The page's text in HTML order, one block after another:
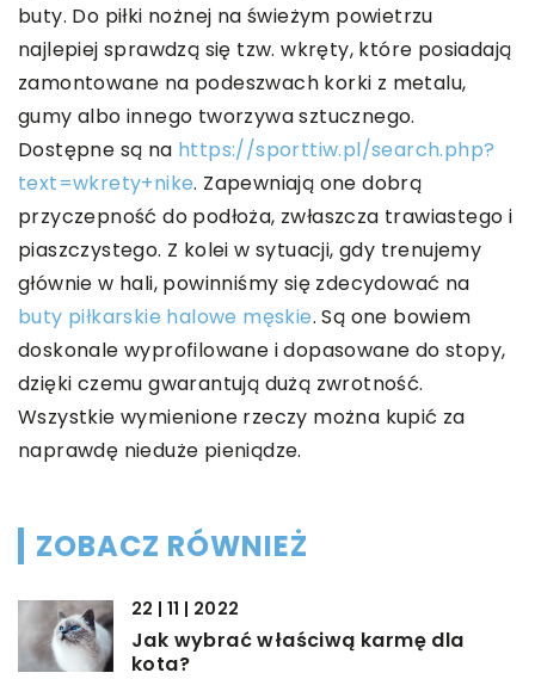
buty. Do piłki nożnej na świeżym powietrzu
najlepiej sprawdzą się tzw. wkręty, które posiadają
zamontowane na podeszwach korki z metalu,
gumy albo innego tworzywa sztucznego.
Dostępne są na https://sporttiw.pl/search.php?
text=wkrety+nike. Zapewniają one dobrą
przyczepność do podłoża, zwłaszcza trawiastego i
piaszczystego. Z kolei w sytuacji, gdy trenujemy
głównie w hali, powinniśmy się zdecydować na
buty piłkarskie halowe męskie. Są one bowiem
doskonale wyprofilowane i dopasowane do stopy,
dzięki czemu gwarantują dużą zwrotność.
Wszystkie wymienione rzeczy można kupić za
naprawdę nieduże pieniądze.
ZOBACZ RÓWNIEŻ
22 | 11 | 2022
Jak wybrać właściwą karmę dla
kota?